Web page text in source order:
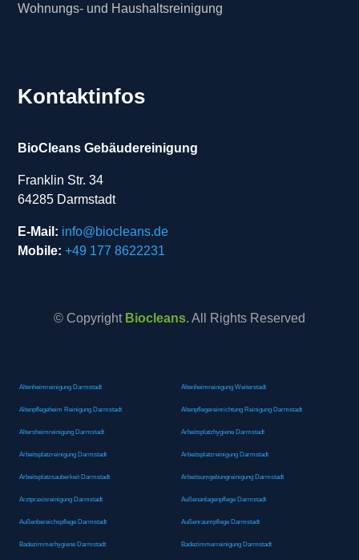
Wohnungs- und Haushaltsreinigung
Kontaktinfos
BioCleans Gebäudereinigung
Franklin Str. 34
64285 Darmstadt
E-Mail: info@biocleans.de
Mobile: +49 177 8622231
© Copyright Biocleans. All Rights Reserved
Altenheimreinigung Darmstadt Altenheimreinigung Weiterstadt
Altenpflegeheim Reinigung Darmstadt Altenpflegereinrichtung Reinigung Darmstadt
Altersheimreinigung Darmstadt Arbeitsplatzhygiene Darmstadt
Arbeitsplatzreinigung Darmstadt Arbeitsplatzreinigung Darmstadt
Arbeitsplatzsauberkeit Darmstadt Arbeitsumgebungreinigung Darmstadt
Arztpraxisreinigung Darmstadt Außenanlagenpflege Darmstadt
Außenbereichspflege Darmstadt Außenraumpflege Darmstadt
Badezimmerhygiene Darmstadt Badezimmerreinigung Darmstadt